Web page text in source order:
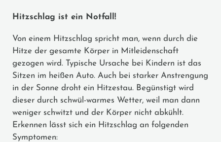
Hitzschlag ist ein Notfall!
Von einem Hitzschlag spricht man, wenn durch die
Hitze der gesamte Körper in Mitleidenschaft
gezogen wird. Typische Ursache bei Kindern ist das
Sitzen im heißen Auto. Auch bei starker Anstrengung
in der Sonne droht ein Hitzestau. Begünstigt wird
dieser durch schwül-warmes Wetter, weil man dann
weniger schwitzt und der Körper nicht abkühlt.
Erkennen lässt sich ein Hitzschlag an folgenden
Symptomen: